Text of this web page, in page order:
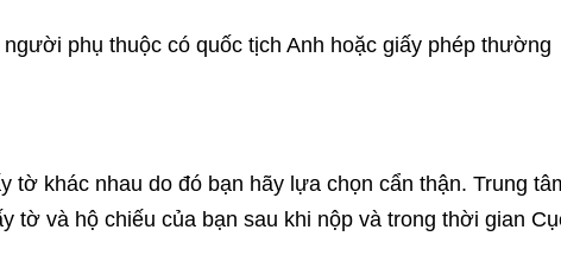
phụ thuộc có quốc tịch Anh hoặc giấy phép thường
tờ khác nhau do đó bạn hãy lựa chọn cẩn thận. Trung
tờ và hộ chiếu của bạn sau khi nộp và trong thời gian